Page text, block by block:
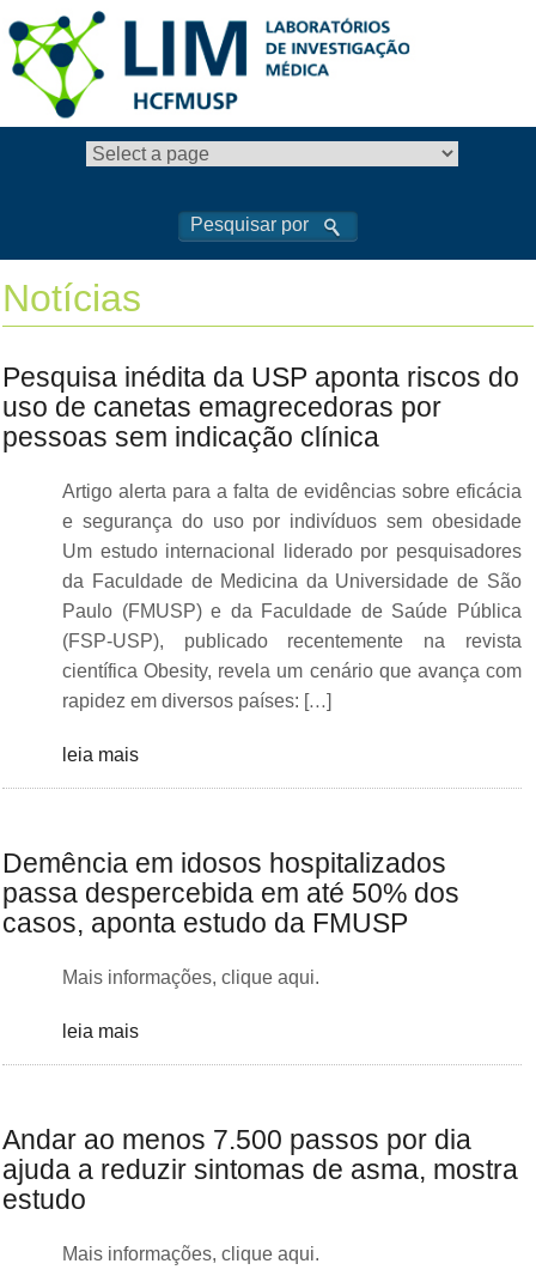
Notícias
Pesquisa inédita da USP aponta riscos do
uso de canetas emagrecedoras por
pessoas sem indicação clínica
Artigo alerta para a falta de evidências sobre eficácia
e segurança do uso por indivíduos sem obesidade
Um estudo internacional liderado por pesquisadores
da Faculdade de Medicina da Universidade de São
Paulo (FMUSP) e da Faculdade de Saúde Pública
(FSP-USP), publicado recentemente na revista
científica Obesity, revela um cenário que avança com
rapidez em diversos países: […]
leia mais
Demência em idosos hospitalizados
passa despercebida em até 50% dos
casos, aponta estudo da FMUSP
Mais informações, clique aqui.
leia mais
Andar ao menos 7.500 passos por dia
ajuda a reduzir sintomas de asma, mostra
estudo
Mais informações, clique aqui.